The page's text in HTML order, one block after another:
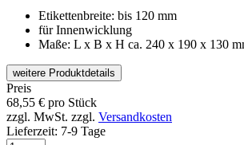
Etikettenbreite: bis 120 mm
für Innenwicklung
Maße: L x B x H ca. 240 x 190 x 130
weitere Produktdetails
Preis
68,55 € pro Stück
zzgl. MwSt. zzgl. Versandkosten
Lieferzeit: 7-9 Tage